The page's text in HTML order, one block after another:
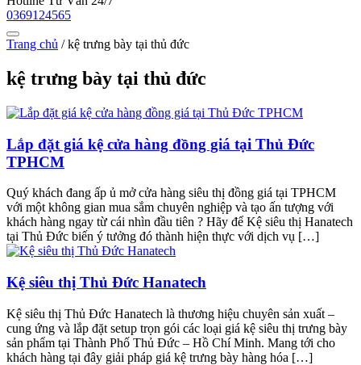
0369124565
Trang chủ /kệ trưng bày tại thủ đức
kệ trưng bày tại thủ đức
Lắp đặt giá kệ cửa hàng đồng giá tại Thủ Đức
TPHCM
Quý khách đang ấp ủ mở cửa hàng siêu thị đồng giá tại TPHCM
với một không gian mua sắm chuyên nghiệp và tạo ấn tượng với
khách hàng ngay từ cái nhìn đầu tiên ? Hãy để Kệ siêu thị Hanatech
tại Thủ Đức biến ý tưởng đó thành hiện thực với dịch vụ […]
Kệ siêu thị Thủ Đức Hanatech
Kệ siêu thị Thủ Đức Hanatech là thương hiệu chuyên sản xuất –
cung ứng và lắp đặt setup trọn gói các loại giá kệ siêu thị trưng bày
sản phẩm tại Thành Phố Thủ Đức – Hồ Chí Minh. Mang tới cho
khách hàng tại đây giải pháp giá kệ trưng bày hàng hóa […]